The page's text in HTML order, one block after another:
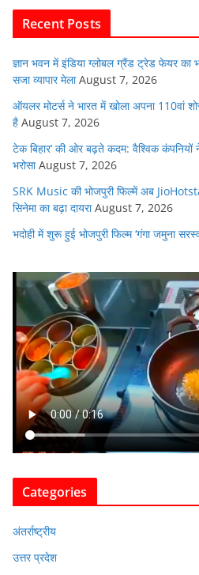
o
o
k
p
Recent Posts
ज्ञान भवन में इंडिया ग्लोबल ग्रैंड ट्रेड फेयर का
सजा व्यापार मेला August 7, 2026
ऑयलर मोटर्स ने भारत में खोला अपना 110वां
है August 7, 2026
टेक बिहार’ की ओर बढ़ते कदम: वैश्विक कंपनियों
भरोसा August 7, 2026
SRK Music की भोजपुरी फिल्में अब
सिनेमा का बढ़ा दायरा August 7, 2026
भदोही में शुरू हुई भोजपुरी फिल्म ‘गंगा जमुना
Categories
अंतर्राष्ट्रीय
उत्तर प्रदेश